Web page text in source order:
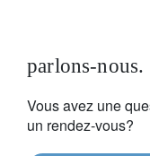
parlons-nous.
Vous avez une
un rendez-vous?